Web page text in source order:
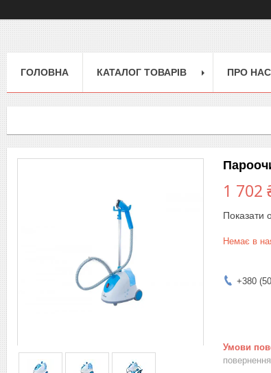
ГОЛОВНА КАТАЛОГ ТОВАРІВ ПРО НАС
1 702
Показати
Немає в
+380